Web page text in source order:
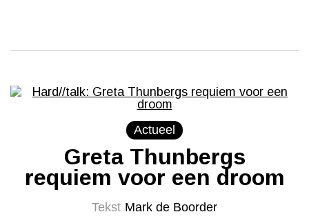
Actueel
Greta Thunbergs
requiem voor een droom
Tekst Mark de Boorder